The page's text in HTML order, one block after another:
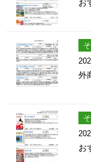
お
外
お